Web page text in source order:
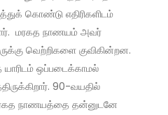
கொண்டு எதிரிகளிடம்
மரகத நாணயம் அவர்
வெற்றிகளை குவிகின்றன.
ஒப்படைக்காமல்
90-வயதில்
நாணயத்தை தன்னுடனே